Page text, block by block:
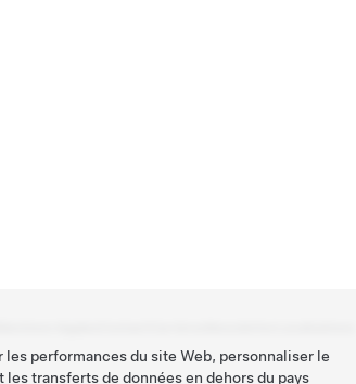
performances du site Web, personnaliser le
transferts de données en dehors du pays